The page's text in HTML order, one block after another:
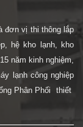
đơn vị thi thông lắp
hệkho lạnh, kho
năm kinh nghiệm,
lạnh công nghiệp
Phân Phối thiết